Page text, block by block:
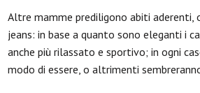
Altre mamme prediligono abiti aderenti,
jeans: in base a quanto sono eleganti i
anche più rilassato e sportivo; in ogni
modo di essere, o altrimenti